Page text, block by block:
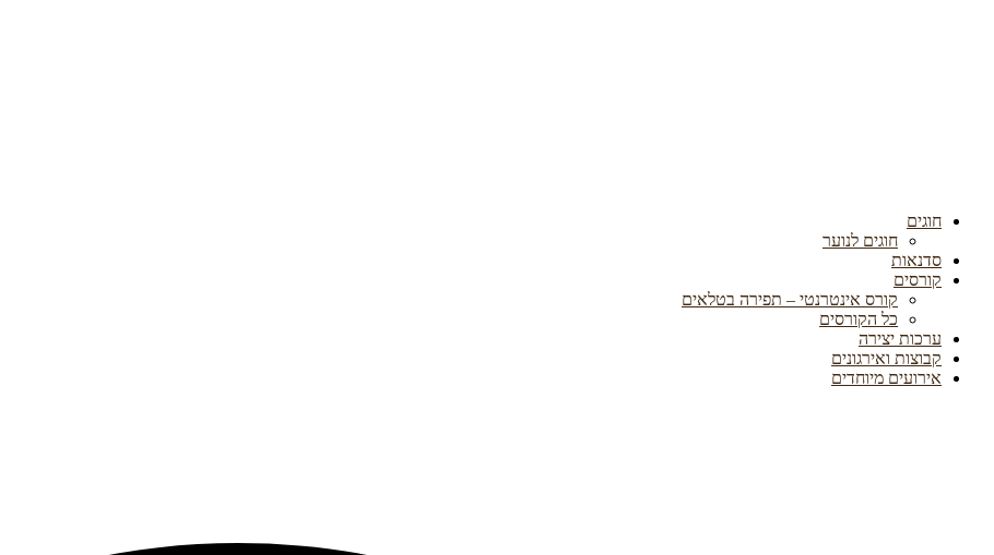
חוגים
חוגים לנוער
סדנאות
קורסים
קורס אינטרנטי – תפירה בטלאים
כל הקורסים
ערכות יצירה
קבוצות ואירגונים
אירועים מיוחדים